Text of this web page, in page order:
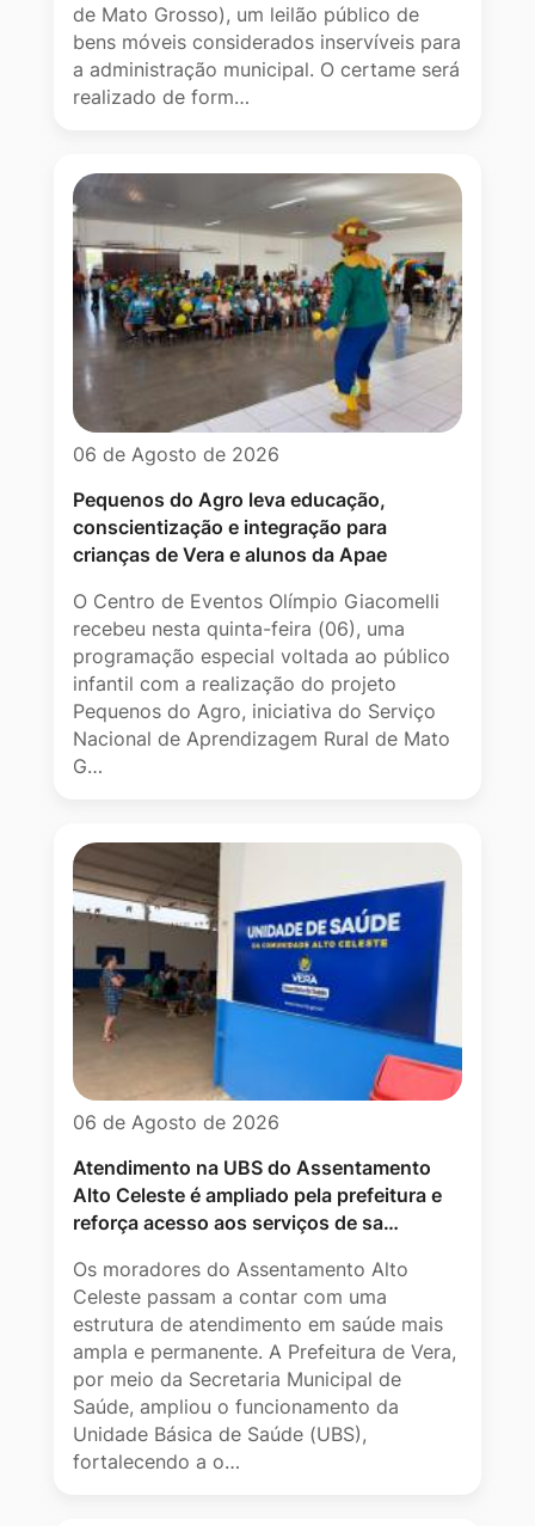
de Mato Grosso), um leilão público de
bens móveis considerados inservíveis para
a administração municipal. O certame será
realizado de form…
06 de Agosto de 2026
Pequenos do Agro leva educação,
conscientização e integração para
crianças de Vera e alunos da Apae
O Centro de Eventos Olímpio Giacomelli
recebeu nesta quinta-feira (06), uma
programação especial voltada ao público
infantil com a realização do projeto
Pequenos do Agro, iniciativa do Serviço
Nacional de Aprendizagem Rural de Mato
G…
06 de Agosto de 2026
Atendimento na UBS do Assentamento
Alto Celeste é ampliado pela prefeitura e
reforça acesso aos serviços de sa…
Os moradores do Assentamento Alto
Celeste passam a contar com uma
estrutura de atendimento em saúde mais
ampla e permanente. A Prefeitura de Vera,
por meio da Secretaria Municipal de
Saúde, ampliou o funcionamento da
Unidade Básica de Saúde (UBS),
fortalecendo a o…